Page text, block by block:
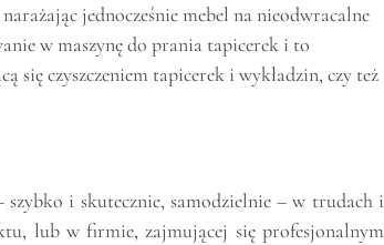
jednocześnie mebel na nieodwracalne
w maszynę do prania tapicerek i to
się czyszczeniem tapicerek i wykładzin, czy też
szybko i skutecznie, samodzielnie – w trudach i
lub w firmie, zajmującej się profesjonalnym